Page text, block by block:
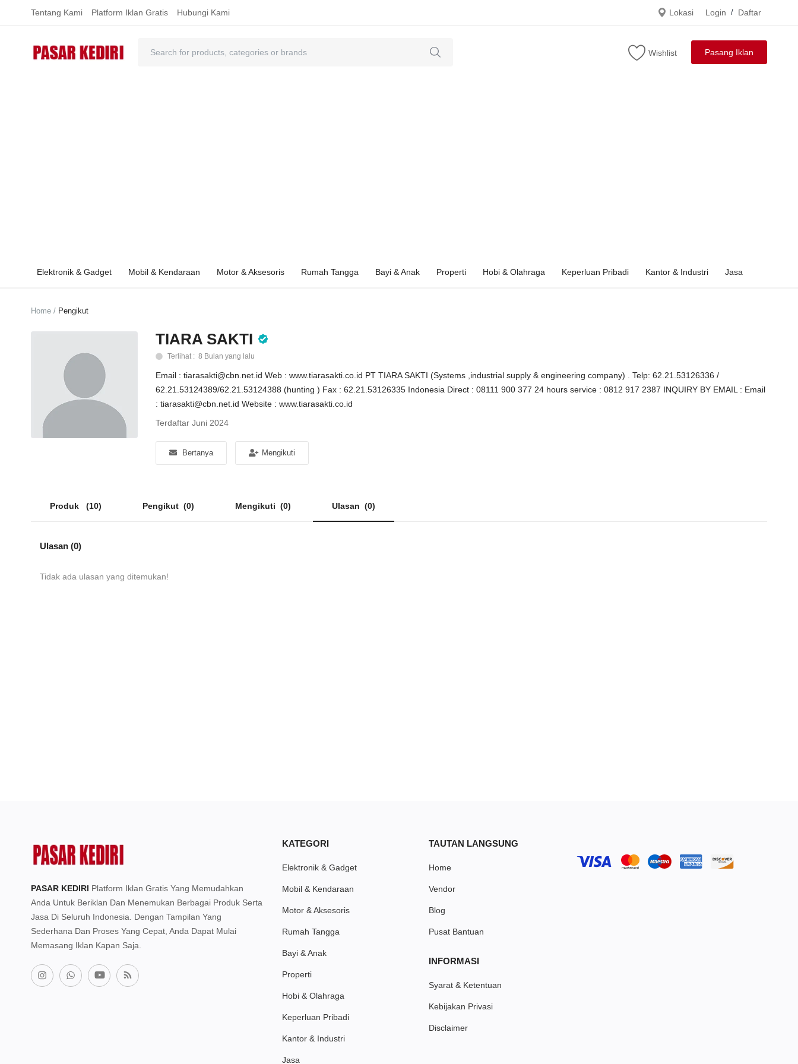
Tentang Kami Platform Iklan Gratis Hubungi Kami Lokasi Login / Daftar
Wishlist Pasang Iklan
Elektronik & Gadget Mobil & Kendaraan Motor & Aksesoris Rumah Tangga Bayi & Anak Properti Hobi & Olahraga Keperluan Pribadi Kantor & Industri Jasa
Home Pengikut
TIARA SAKTI
Terlihat : 8 Bulan yang lalu
Email : tiarasakti@cbn.net.id Web : www.tiarasakti.co.id PT TIARA SAKTI (Systems ,industrial supply & engineering company) . Telp: 62.21.53126336 /
62.21.53124389/62.21.53124388 (hunting ) Fax : 62.21.53126335 Indonesia Direct : 08111 900 377 24 hours service : 0812 917 2387 INQUIRY BY EMAIL : Email
: tiarasakti@cbn.net.id Website : www.tiarasakti.co.id
Terdaftar Juni 2024
Bertanya Mengikuti
Produk (10) Pengikut (0) Mengikuti (0) Ulasan (0)
Ulasan (0)
Tidak ada ulasan yang ditemukan!
PASAR KEDIRI Platform Iklan Gratis Yang Memudahkan
Anda Untuk Beriklan Dan Menemukan Berbagai Produk Serta
Jasa Di Seluruh Indonesia. Dengan Tampilan Yang
Sederhana Dan Proses Yang Cepat, Anda Dapat Mulai
Memasang Iklan Kapan Saja.
KATEGORI
Elektronik & Gadget
Mobil & Kendaraan
Motor & Aksesoris
Rumah Tangga
Bayi & Anak
Properti
Hobi & Olahraga
Keperluan Pribadi
Kantor & Industri
Jasa
TAUTAN LANGSUNG
Home
Vendor
Blog
Pusat Bantuan
INFORMASI
Syarat & Ketentuan
Kebijakan Privasi
Disclaimer